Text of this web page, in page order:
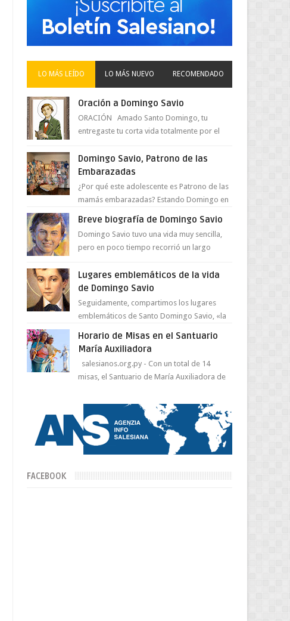
LO MÁS LEÍDO LO MÁS NUEVO RECOMENDADO
Oración a Domingo Savio
ORACIÓN Amado Santo Domingo, tu
entregaste tu corta vida totalmente por el
juventud para ...
Domingo Savio, Patrono de las
Embarazadas
¿Por qué este adolescente es Patrono de las
mamás embarazadas? Estando Domingo en
el Oratorio en Turín, un día le pide a Don
Breve biografía de Domingo Savio
Domingo Savio tuvo una vida muy sencilla,
pero en poco tiempo recorrió un largo
Espíritu Santo y fr...
Lugares emblemáticos de la vida
de Domingo Savio
Seguidamente, compartimos los lugares
emblemáticos de Santo Domingo Savio, «la
Bosco». San Giovann...
Horario de Misas en el Santuario
María Auxiliadora
salesianos.org.py - Con un total de 14
misas, el Santuario de María Auxiliadora de
Santa Patr...
FACEBOOK